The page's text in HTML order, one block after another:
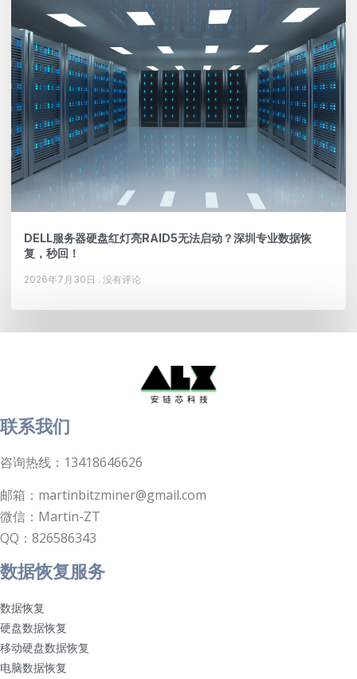
DELL服务器硬盘红灯亮RAID5无法启动？深圳专业数据恢
复，秒回！
2026年7月30日 没有评论
联系我们
咨询热线：13418646626
邮箱：martinbitzminer@gmail.com
微信：Martin-ZT
QQ：826586343
数据恢复服务
数据恢复
硬盘数据恢复
移动硬盘数据恢复
电脑数据恢复